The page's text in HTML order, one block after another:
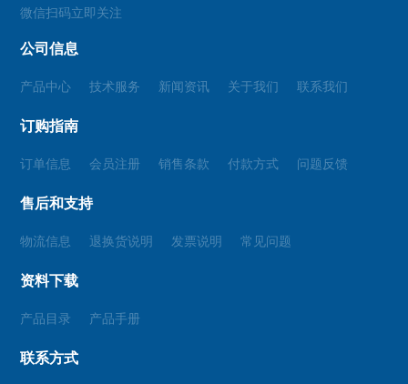
微信扫码立即关注
公司信息
产品中心 技术服务 新闻资讯 关于我们 联系我们
订购指南
订单信息 会员注册 销售条款 付款方式 问题反馈
售后和支持
物流信息 退换货说明 发票说明 常见问题
资料下载
产品目录 产品手册
联系方式